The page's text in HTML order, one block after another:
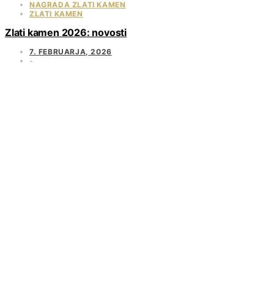
NAGRADA ZLATI KAMEN
ZLATI KAMEN
Zlati kamen 2026: novosti
7. FEBRUARJA, 2026